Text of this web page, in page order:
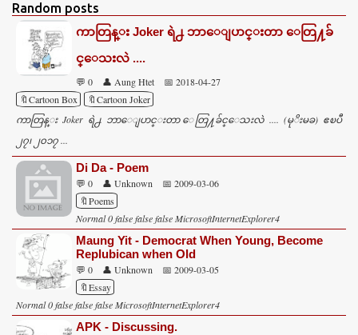
m
e
n
s
Random posts
ကာတြန္း Joker ရဲ႕ ဘာေျပာင္းတာ ေတြ႔ခ်
င္ေသးလဲ ....
💬 0 👤 Aung Htet
📅 2018-04-27
🔖Cartoon Box
🔖Cartoon Joker
ကာတြန္း Joker ရဲ႕ ဘာေျပာင္းတာ ေတြ႔ခ်င္ေသးလဲ .... (မုိးမခ) ဧၿပီ
၂၇၊ ၂၀၁၇ ...
Di Da - Poem
💬 0 👤 Unknown
📅 2009-03-06
🔖Poems
Normal 0 false false false MicrosoftInternetExplorer4
Maung Yit - Democrat When Young, Become
Replubican when Old
💬 0 👤 Unknown
📅 2009-03-05
🔖Essay
Normal 0 false false false MicrosoftInternetExplorer4
APK - Discussing.